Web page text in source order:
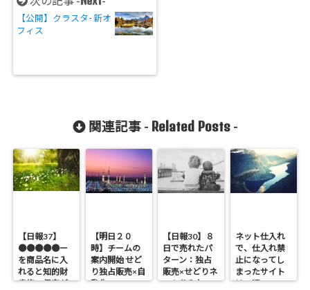
【公開】クラスタ- 新オ
フィス
関連記事 - Related Posts-
【日報37】
●●●●●ー
を商品名に入
れると知的財
産権の侵害が
【明日２０
時】チームの
案内開始 せど
り独占販売×自
動化
【日報30】８
日で売れたパ
ターン：独占
販売×せどりネ
ット仕入れ
ネット仕入れ
で、仕入れ禁
止になってし
まったサイト
は。汗